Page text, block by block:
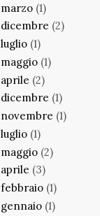
marzo (1)
dicembre (2)
luglio (1)
maggio (1)
aprile (2)
dicembre (1)
novembre (1)
luglio (1)
maggio (2)
aprile (3)
febbraio (1)
gennaio (1)